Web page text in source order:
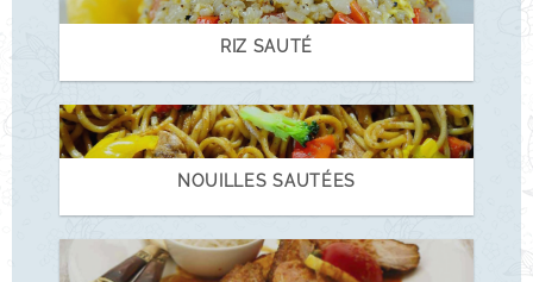
RIZ SAUTÉ
NOUILLES SAUTÉES